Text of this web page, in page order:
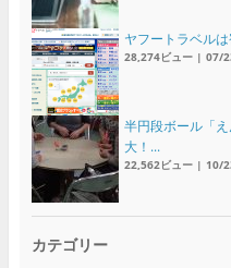
ヤフートラベル
28,274ビュー| 07/
半円段ボール「
大！...
22,562ビュー| 10/
カテゴリー